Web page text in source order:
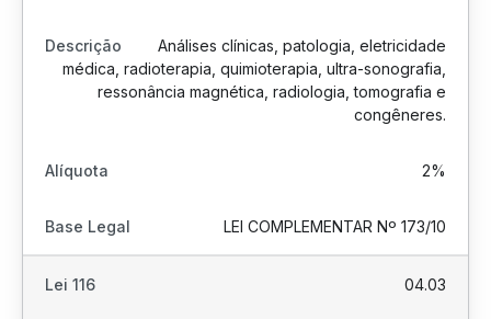
Análises clínicas, patologia, eletricidade
médica, radioterapia, quimioterapia, ultra-sonografia,
ressonância magnética, radiologia, tomografia e
congêneres.
2%
LEI COMPLEMENTAR Nº 173/10
04.03